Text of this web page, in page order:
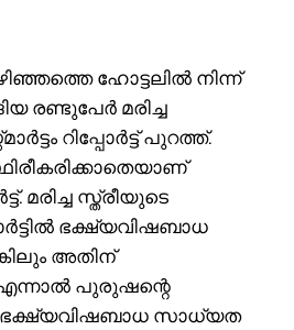
ഹോട്ടലിൽ നിന്ന്
രണ്ടുപേർ മരിച്ച
റിപ്പോർട്ട് പുറത്ത്.
മരിച്ച സ്ത്രീയുടെ
ഭക്ഷ്യവിഷബാധ
അതിന്
പുരുഷന്റെ
ഭക്ഷ്യവിഷബാധ സാധ്യത